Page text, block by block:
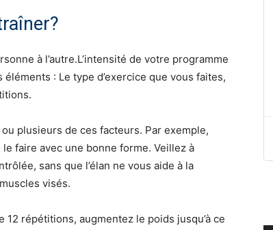
à l’autre.L’intensité de votre programme
: Le type d’exercice que vous faites,
plusieurs de ces facteurs. Par exemple,
faire avec une bonne forme. Veillez à
sans que l’élan ne vous aide à la
visés.
répétitions, augmentez le poids jusqu’à ce